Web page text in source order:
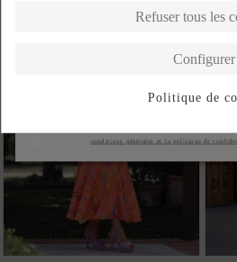
conditions générales et la politique de
Refuser tous les
Configurer
Politique de